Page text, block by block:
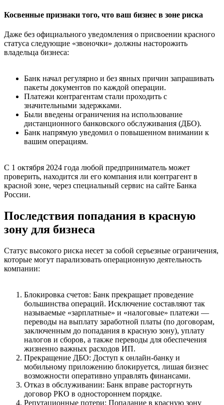
Косвенные признаки того, что ваш бизнес в зоне риска
Даже без официального уведомления о присвоении красного
статуса следующие «звоночки» должны насторожить
владельца бизнеса:
Банк начал регулярно и без явных причин запрашивать
пакеты документов по каждой операции.
Платежи контрагентам стали проходить с
значительными задержками.
Были введены ограничения на использование
дистанционного банковского обслуживания (ДБО).
Банк напрямую уведомил о повышенном внимании к
вашим операциям.
С 1 октября 2024 года любой предприниматель может
проверить, находится ли его компания или контрагент в
красной зоне, через специальный сервис на сайте Банка
России.
Последствия попадания в красную
зону для бизнеса
Статус высокого риска несет за собой серьезные ограничения,
которые могут парализовать операционную деятельность
компании:
Блокировка счетов: Банк прекращает проведение
большинства операций. Исключение составляют так
называемые «зарплатные» и «налоговые» платежи —
переводы на выплату заработной платы (по договорам,
заключенным до попадания в красную зону), уплату
налогов и сборов, а также переводы для обеспечения
жизненно важных расходов ИП.
Прекращение ДБО: Доступ к онлайн-банку и
мобильному приложению блокируется, лишая бизнес
возможности оперативно управлять финансами.
Отказ в обслуживании: Банк вправе расторгнуть
договор РКО в одностороннем порядке.
Репутационные потери: Попадание в красную зону